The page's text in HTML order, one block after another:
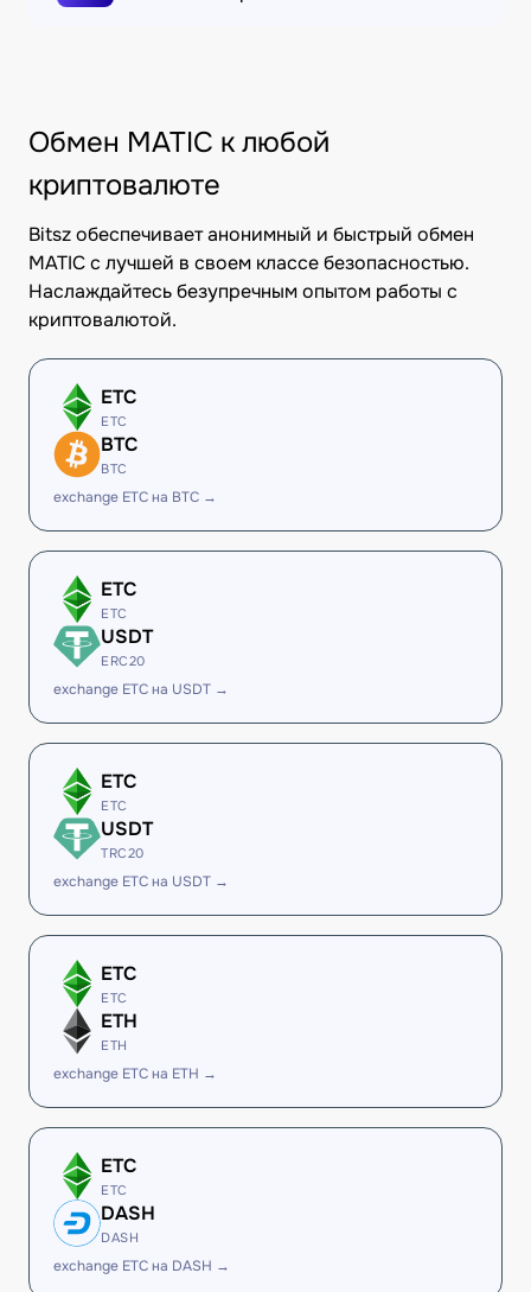
Обмен MATIC к любой
криптовалюте
Bitsz обеспечивает анонимный и быстрый обмен
MATIC с лучшей в своем классе безопасностью.
Наслаждайтесь безупречным опытом работы с
криптовалютой.
ETC
ETC
BTC
BTC
exchange ETC на BTC →
ETC
ETC
USDT
ERC20
exchange ETC на USDT →
ETC
ETC
USDT
TRC20
exchange ETC на USDT →
ETC
ETC
ETH
ETH
exchange ETC на ETH →
ETC
ETC
DASH
DASH
exchange ETC на DASH →